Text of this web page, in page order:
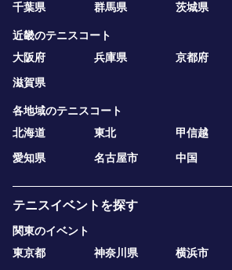
千葉県
群馬県 茨城県
近畿のテニスコート
大阪府
兵庫県 京都府
滋賀県
各地域のテニスコート
北海道
東北 甲信越
愛知県
名古屋市 中国
テニスイベントを探す
関東のイベント
東京都
神奈川県 横浜市